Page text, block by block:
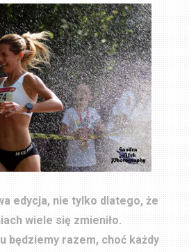
edycja, nie tylko dlatego, że
wiele się zmieniło.
będziemy razem, choć każdy